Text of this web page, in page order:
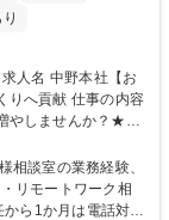
仕事の内容
やしませんか？★≫
、窓口となるお客
迅速かつ誠意をも
しています。 【具
相談室の業務経験、
リモートワーク相